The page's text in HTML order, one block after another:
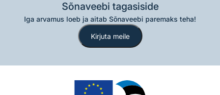
Sõnaveebi tagasiside
Iga arvamus loeb ja aitab Sõnaveebi paremaks teha!
Kirjuta meile